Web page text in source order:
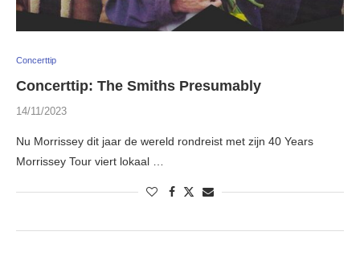
Concerttip
Concerttip: The Smiths Presumably
14/11/2023
Nu Morrissey dit jaar de wereld rondreist met zijn 40 Years
Morrissey Tour viert lokaal …